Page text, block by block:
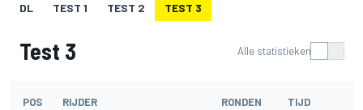
DL TEST 1 TEST 2 TEST 3
Test 3 Alle statistieken
POS RIJDER RONDEN TIJD